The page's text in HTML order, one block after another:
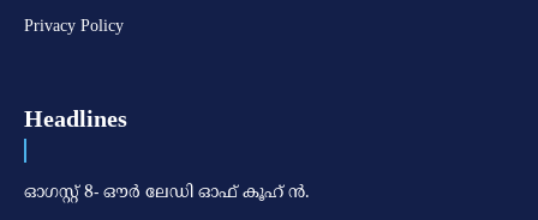
Privacy Policy
Headlines
ഓഗസ്റ്റ് 8- ഔര്‍ ലേഡി ഓഫ് കൂഹ് ന്‍.